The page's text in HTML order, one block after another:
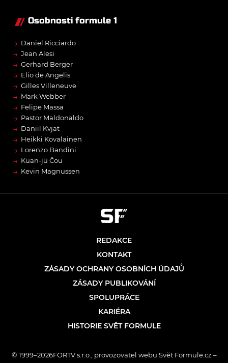
Osobnosti formule 1
→ Daniel Ricciardo
→ Jean Alesi
→ Gerhard Berger
→ Elio de Angelis
→ Gilles Villeneuve
→ Mark Webber
→ Felipe Massa
→ Pastor Maldonaldo
→ Daniil Kvjat
→ Heikki Kovalainen
→ Lorenzo Bandini
→ Kuan-jü Čou
→ Kevin Magnussen
REDAKCE
KONTAKT
ZÁSADY OCHRANY OSOBNÍCH ÚDAJŮ
ZÁSADY PUBLIKOVÁNÍ
SPOLUPRÁCE
KARIÉRA
HISTORIE SVĚT FORMULE
© 1999–2026FORTV s.r.o., provozovatel webu Svět Formule.cz –